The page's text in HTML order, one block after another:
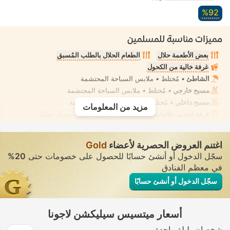
92‏%
مميزات مناسبة للمسلمين
بعض الأطعمة حلال
الطعام الحلال بالطلب المُسبق
غرفة خالية من الكحول
الشاطئ • مُختلط • ملابس السباحة المحتشمة
مسبح خارجي • مُختلط • ملابس السباحة المحتشمة
مسبح داخلي • مُختلط • ملابس السباحة المحتشمة
غرفة لتقديم علاجات السبا، تدليك
• تأجير خاص • معزول تمامًا
مزيد من المعلومات
اغتنم العروض الحصرية لأعضاء Gold
سجّل الدخول أو أنشئ حسابًا للحصول على خصومات حتى20%
في معظم الفنادق
سجّل الدخول أو أنشئ حسابًا
أسعار ميتسيس سيليكشن لاجونا